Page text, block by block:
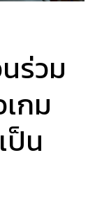
ร่วม
กม
ป็น